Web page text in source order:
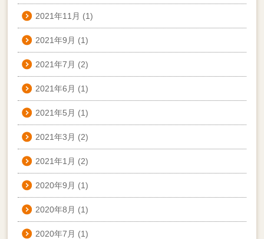
2021年11月 (1)
2021年9月 (1)
2021年7月 (2)
2021年6月 (1)
2021年5月 (1)
2021年3月 (2)
2021年1月 (2)
2020年9月 (1)
2020年8月 (1)
2020年7月 (1)